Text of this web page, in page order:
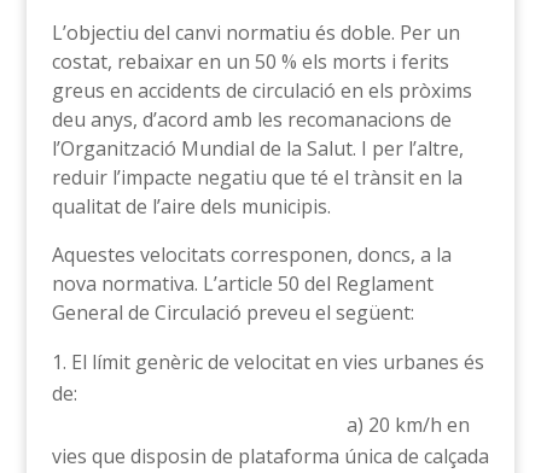
L’objectiu del canvi normatiu és doble. Per un
costat, rebaixar en un 50 % els morts i ferits
greus en accidents de circulació en els pròxims
deu anys, d’acord amb les recomanacions de
l’Organització Mundial de la Salut. I per l’altre,
reduir l’impacte negatiu que té el trànsit en la
qualitat de l’aire dels municipis.
Aquestes velocitats corresponen, doncs, a la
nova normativa. L’article 50 del Reglament
General de Circulació preveu el següent:
El límit genèric de velocitat en vies urbanes és
de:
a) 20 km/h en
vies que disposin de plataforma única de calçada